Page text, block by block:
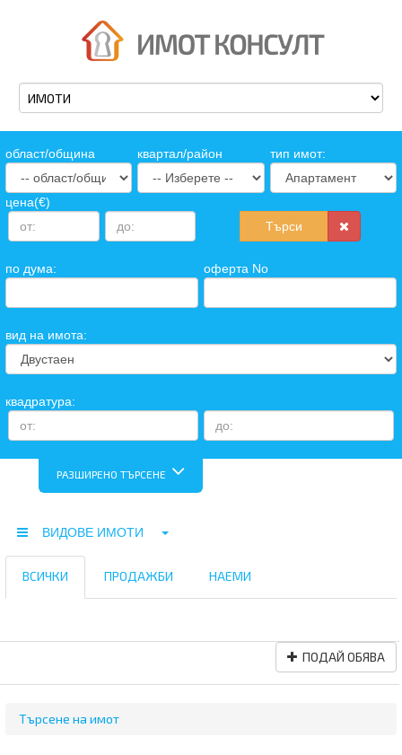
oбласт/община квартал/район тип имот:
цена(€)
Търси
по дума: оферта No
вид на имота:
квадратура:
РАЗШИРЕНО ТЪРСЕНЕ
ВИДОВЕ ИМОТИ
ВСИЧКИ ПРОДАЖБИ НАЕМИ
ПОДАЙ ОБЯВА
Търсене на имот